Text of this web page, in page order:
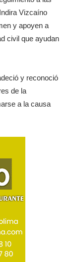
Vizcaíno
y apoyen a
civil que ayudan
y reconoció
de la
a la causa